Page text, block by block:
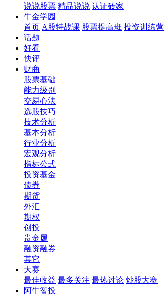
说说股票 精品说说 认证砖家
牛金学园
首页 A股特战课 股票提高班 投资训练营
话题
好看
快评
财商
股票基础
能力级别
交易心法
选股技巧
技术分析
基本分析
行业分析
宏观分析
指标公式
投资基金
债券
期货
外汇
期权
创投
贵金属
融资融券
其它
大赛
最佳收益 最多关注 最热讨论 炒股大赛
阿牛智投